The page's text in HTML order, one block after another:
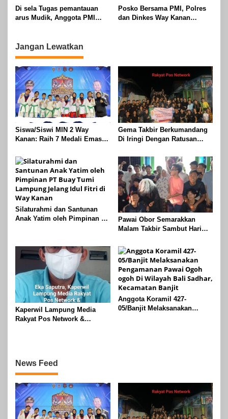
Network,Tergabung Di Forum
DPC KWRI, Way Kanan :
Mengucapkan Selamat Hari
ogoh Di Wilayah Bali Sadhar,
Kecamatan Banjit
Di sela Tugas pemantauan
arus Mudik, Anggota PMI
Demi Selamatkan Nyawa
Bocah 7 Tahun
Posko Bersama PMI, Polres
dan Dinkes Way Kanan
Jangan Lewatkan
Siswa/Siswi MIN 2 Way
Kanan: Raih 7 Medali Emas
Gubernur Lampung Cup 2
Taekwondo Championship
2026
Gema Takbir Berkumandang
Di Iringi Dengan Ratusan
Rayakan Kemenangan Idul
Fitri 1447 H
Silaturahmi dan Santunan
Anak Yatim oleh Pimpinan PT
Pawai Obor Semarakkan
Malam Takbir Sambut Hari
M, Di Kampung Simpang
Asam, Kecamatan Banjit
Kaperwil Lampung Media
Rakyat Pos Network &
Raya Idul Fitri 1447 Hijriah-
2026 M
Anggota Koramil 427-
05/Banjit Melaksanakan
News Feed